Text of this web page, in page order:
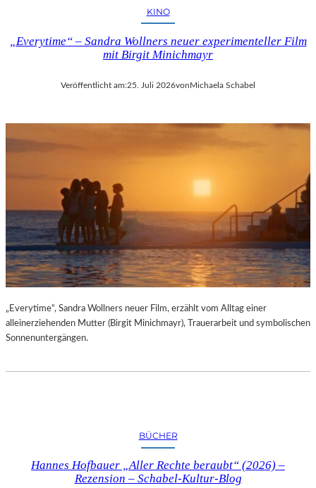
KINO
„Everytime“ – Sandra Wollners neuer experimenteller Film
mit Birgit Minichmayr
Veröffentlicht am:25. Juli 2026vonMichaela Schabel
„Everytime“, Sandra Wollners neuer Film, erzählt vom Alltag einer
alleinerziehenden Mutter (Birgit Minichmayr), Trauerarbeit und symbolischen
Sonnenuntergängen.
BÜCHER
Hannes Hofbauer „Aller Rechte beraubt“ (2026) –
Rezension – Schabel-Kultur-Blog